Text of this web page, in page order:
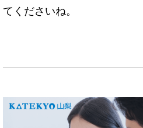
てくださいね。